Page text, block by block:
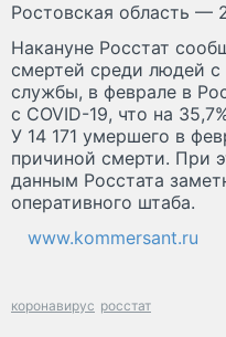
Ростовская область —
Накануне Росстат
смертей среди людей
службы, в феврале в
с COVID-19, что на
У 14 171 умершего в
причиной смерти. При
данным Росстата
оперативного штаба.
www.kommersant.ru
коронавирус росстат